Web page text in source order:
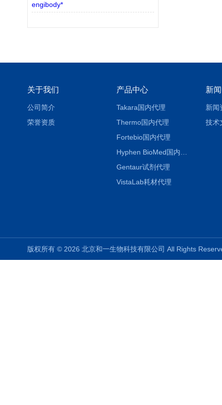
engibody*
关于我们
公司简介
荣誉资质
产品中心
Takara国内代理
Thermo国内代理
Fortebio国内代理
Gentaur试剂代理
VistaLab耗材代理
新
新闻
技术
版权所有 © 2026 北京和一生物科技有限公司 All Rights